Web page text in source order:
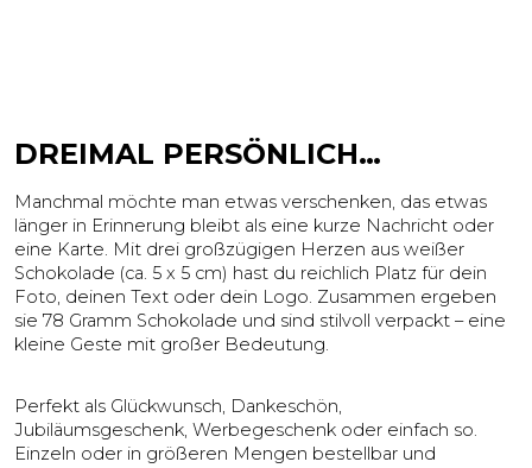
DREIMAL PERSÖNLICH…
Manchmal möchte man etwas verschenken, das etwas
länger in Erinnerung bleibt als eine kurze Nachricht oder
eine Karte. Mit drei großzügigen Herzen aus weißer
Schokolade (ca. 5 x 5 cm) hast du reichlich Platz für dein
Foto, deinen Text oder dein Logo. Zusammen ergeben
sie 78 Gramm Schokolade und sind stilvoll verpackt – eine
kleine Geste mit großer Bedeutung.
Perfekt als Glückwunsch, Dankeschön,
Jubiläumsgeschenk, Werbegeschenk oder einfach so.
Einzeln oder in größeren Mengen bestellbar und